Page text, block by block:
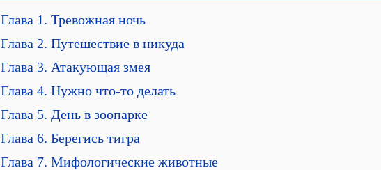
Глава 1. Тревожная ночь
Глава 2. Путешествие в никуда
Глава 3. Атакующая змея
Глава 4. Нужно что-то делать
Глава 5. День в зоопарке
Глава 6. Берегись тигра
Глава 7. Мифологические животные